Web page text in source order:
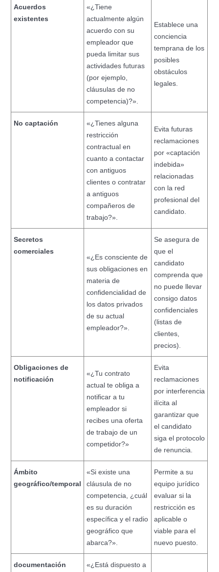
Acuerdos
existentes
«¿Tiene
actualmente algún
acuerdo con su
empleador que
pueda limitar sus
actividades futuras
(por ejemplo,
cláusulas de no
competencia)?».
Establece una
conciencia
temprana de los
posibles
obstáculos
legales.
No captación
«¿Tienes alguna
restricción
contractual en
cuanto a contactar
con antiguos
clientes o contratar
a antiguos
compañeros de
trabajo?».
Evita futuras
reclamaciones
por «captación
indebida»
relacionadas
con la red
profesional del
candidato.
Secretos
comerciales
«¿Es consciente de
sus obligaciones en
materia de
confidencialidad de
los datos privados
de su actual
empleador?».
Se asegura de
que el
candidato
comprenda que
no puede llevar
consigo datos
confidenciales
(listas de
clientes,
precios).
Obligaciones de
notificación
«¿Tu contrato
actual te obliga a
notificar a tu
empleador si
recibes una oferta
de trabajo de un
competidor?»
Evita
reclamaciones
por interferencia
ilícita al
garantizar que
el candidato
siga el protocolo
de renuncia.
Ámbito
geográfico/temporal
«Si existe una
cláusula de no
competencia, ¿cuál
es su duración
específica y el radio
geográfico que
abarca?».
Permite a su
equipo jurídico
evaluar si la
restricción es
aplicable o
viable para el
nuevo puesto.
documentación
«¿Está dispuesto a